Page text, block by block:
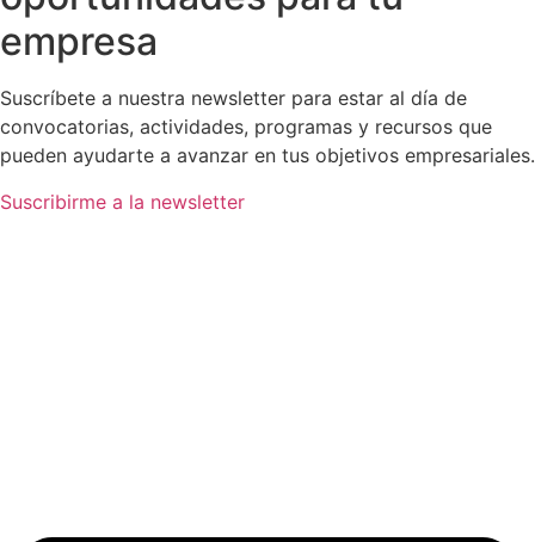
empresa
Suscríbete a nuestra newsletter para estar al día de
convocatorias, actividades, programas y recursos que
pueden ayudarte a avanzar en tus objetivos empresariales.
Suscribirme a la newsletter